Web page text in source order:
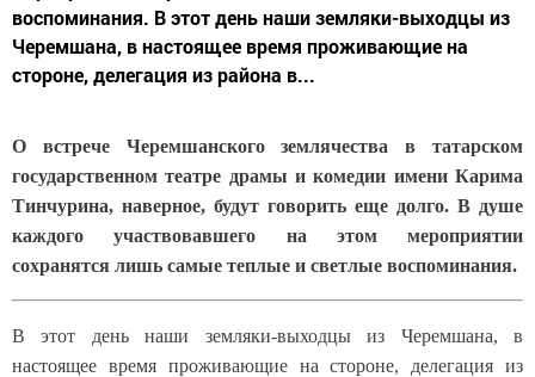
воспоминания. В этот день наши земляки-выходцы из
Черемшана, в настоящее время проживающие на
стороне, делегация из района в...
О встрече Черемшанского землячества в татарском
государственном театре драмы и комедии имени Карима
Тинчурина, наверное, будут говорить еще долго. В душе
каждого участвовавшего на этом мероприятии
сохранятся лишь самые теплые и светлые воспоминания.
В этот день наши земляки-выходцы из Черемшана, в
настоящее время проживающие на стороне, делегация из